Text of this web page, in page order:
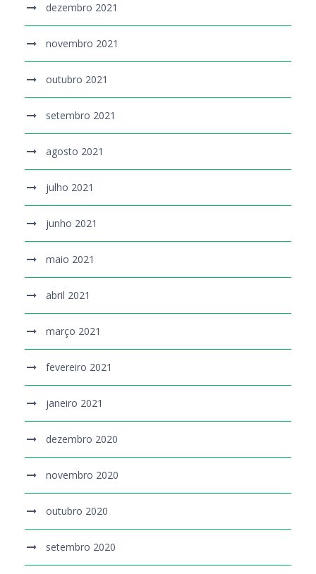
dezembro 2021
novembro 2021
outubro 2021
setembro 2021
agosto 2021
julho 2021
junho 2021
maio 2021
abril 2021
março 2021
fevereiro 2021
janeiro 2021
dezembro 2020
novembro 2020
outubro 2020
setembro 2020